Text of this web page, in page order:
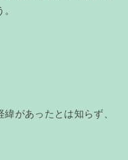
があったとは知らず、